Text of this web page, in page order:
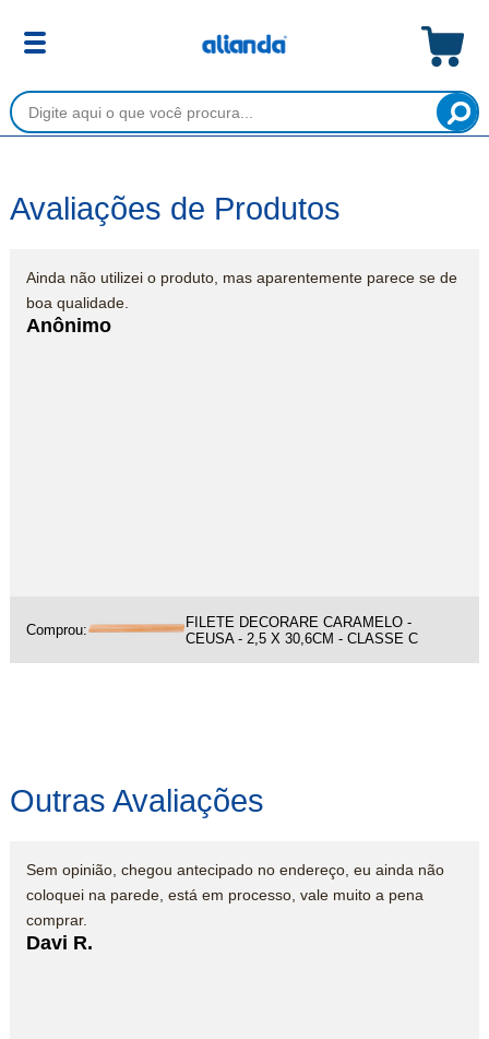
Avaliações de Produtos
Ainda não utilizei o produto, mas aparentemente parece se de
boa qualidade.
Anônimo
Comprou:
FILETE DECORARE CARAMELO -
CEUSA - 2,5 X 30,6CM - CLASSE C
Outras Avaliações
Sem opinião, chegou antecipado no endereço, eu ainda não
coloquei na parede, está em processo, vale muito a pena
comprar.
Davi R.